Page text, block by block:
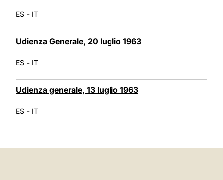
ES - IT
Udienza Generale, 20 luglio 1963
ES - IT
Udienza generale, 13 luglio 1963
ES - IT